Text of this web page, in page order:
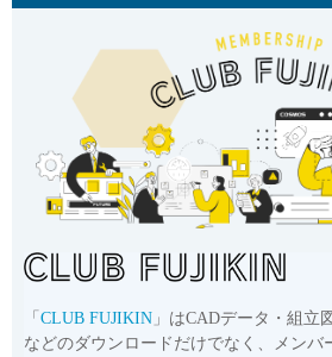
「 CLUB FUJIKIN 」はCADデータ・組立
などのダウンロードだけでなく、メンバ